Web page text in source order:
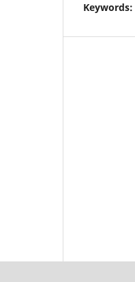
Keywords: